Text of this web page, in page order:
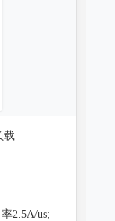
载
2.5A/us;